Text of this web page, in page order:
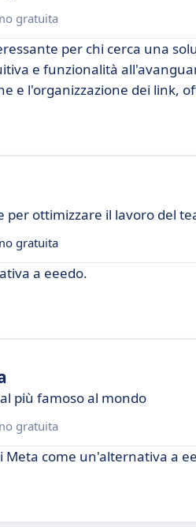
gratuita
per chi cerca una
e funzionalità
e l'organizzazione dei link,
per ottimizzare il lavoro del
gratuita
a eeedo.
più famoso al mondo
gratuita
Meta come un'alternativa a